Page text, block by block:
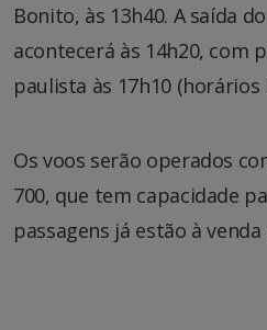
Bonito, às 13h40. A saída
acontecerá às 14h20, com
paulista às 17h10 (horários
Os voos serão operados
700, que tem capacidade
passagens já estão à